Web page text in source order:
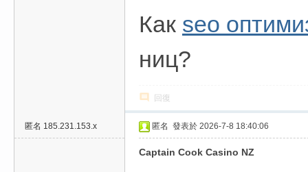
Как seo
ниц?
回復
匿名 185.231.153.x 匿名 發表於 2026-7-8 18:40:06
Captain Cook Casino NZ